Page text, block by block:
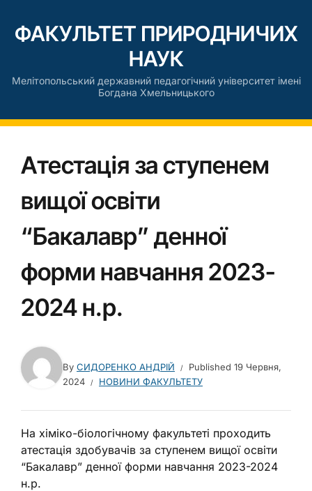
ФАКУЛЬТЕТ ПРИРОДНИЧИХ
НАУК
Мелітопольський державний педагогічний університет імені
Богдана Хмельницького
Атестація за ступенем
вищої освіти
“Бакалавр” денної
форми навчання 2023-
2024 н.р.
By СИДОРЕНКО АНДРІЙ Published 19 Червня,
2024
НОВИНИ ФАКУЛЬТЕТУ
На хіміко-біологічному факультеті проходить
атестація здобувачів за ступенем вищої освіти
“Бакалавр” денної форми навчання 2023-2024
н.р.